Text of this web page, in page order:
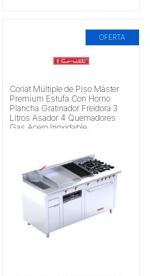
OFERTA
Coriat Múltiple de Piso Máster
Premium Estufa Con Horno
Plancha Gratinador Freidora 3
Litros Asador 4 Quemadores
Gas Acero Inoxidable